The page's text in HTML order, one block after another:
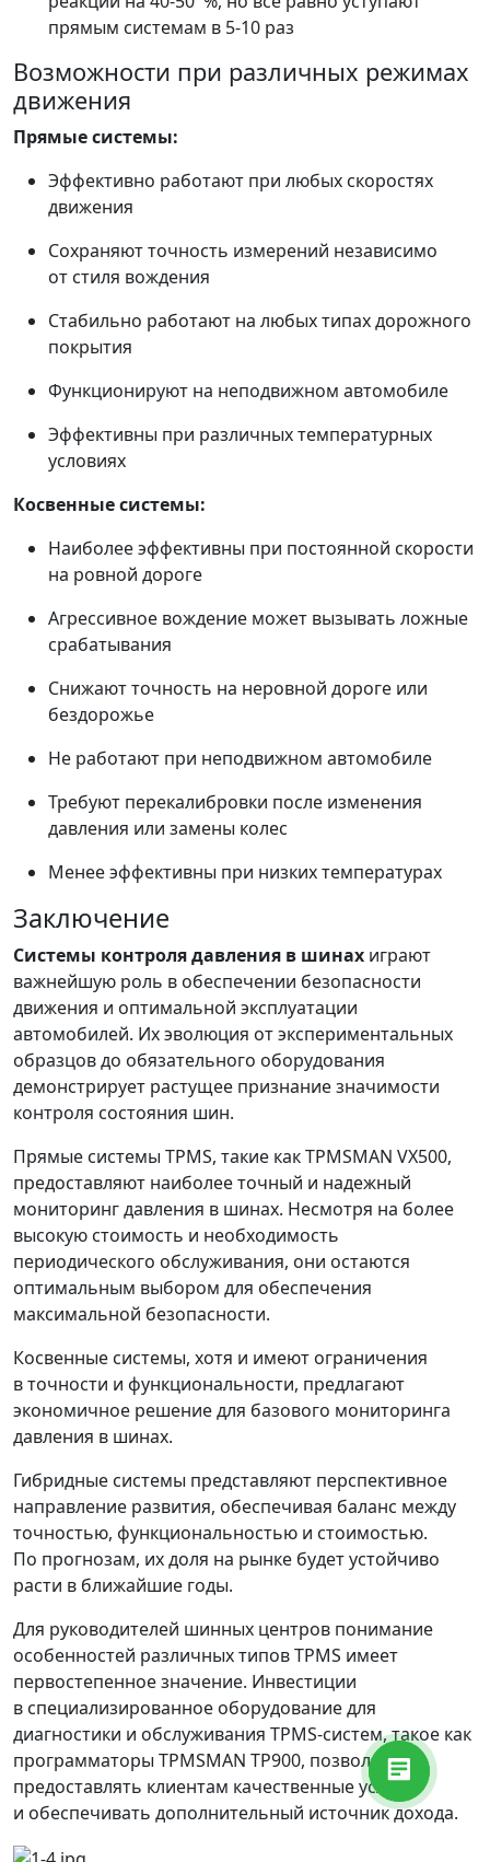
прямым системам в 5-10 раз
Возможности при различных режимах
движения
Прямые системы:
Эффективно работают при любых скоростях
движения
Сохраняют точность измерений независимо
от стиля вождения
Стабильно работают на любых типах дорожного
покрытия
Функционируют на неподвижном автомобиле
Эффективны при различных температурных
условиях
Косвенные системы:
Наиболее эффективны при постоянной скорости
на ровной дороге
Агрессивное вождение может вызывать ложные
срабатывания
Снижают точность на неровной дороге или
бездорожье
Не работают при неподвижном автомобиле
Требуют перекалибровки после изменения
давления или замены колес
Менее эффективны при низких температурах
Заключение
Системы контроля давления в шинах играют
важнейшую роль в обеспечении безопасности
движения и оптимальной эксплуатации
автомобилей. Их эволюция от экспериментальных
образцов до обязательного оборудования
демонстрирует растущее признание значимости
контроля состояния шин.
Прямые системы TPMS, такие как TPMSMAN VX500,
предоставляют наиболее точный и надежный
мониторинг давления в шинах. Несмотря на более
высокую стоимость и необходимость
периодического обслуживания, они остаются
оптимальным выбором для обеспечения
максимальной безопасности.
Косвенные системы, хотя и имеют ограничения
в точности и функциональности, предлагают
экономичное решение для базового мониторинга
давления в шинах.
Гибридные системы представляют перспективное
направление развития, обеспечивая баланс между
точностью, функциональностью и стоимостью.
По прогнозам, их доля на рынке будет устойчиво
расти в ближайшие годы.
Для руководителей шинных центров понимание
особенностей различных типов TPMS имеет
первостепенное значение. Инвестиции
в специализированное оборудование для
диагностики и обслуживания TPMS-систем, такое как
программаторы TPMSMAN TP900, позволяют
предоставлять клиентам качественные услуги
и обеспечивать дополнительный источник дохода.